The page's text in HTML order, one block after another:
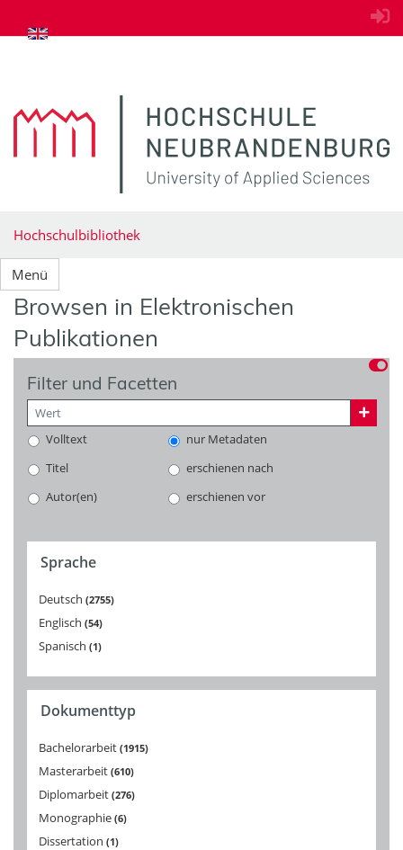
zum Inhalt springen
Hochschulbibliothek
Menü
Browsen in Elektronischen
Publikationen
Filter und Facetten
Volltext
nur Metadaten
Titel
erschienen nach
Autor(en)
erschienen vor
Sprache
Deutsch 2755
Englisch 54
Spanisch 1
Dokumenttyp
Bachelorarbeit 1915
Masterarbeit 610
Diplomarbeit 276
Monographie 6
Dissertation 1